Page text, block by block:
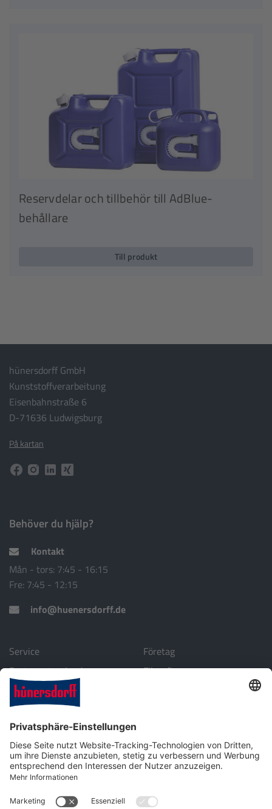
Reservdelar och tillbehör till AdBlue-
behållare
Till produkt
hünersdorff GmbH
Kunststoffverarbeitung
Eisenbahnstraße 6
D-71636 Ludwigsburg
På kartan
Behöver du hjälp?
Kontakt
Mån - tors: 7:45 - 16:15
Fre: 7:45 - 12:15
info@huenersdorff.de
Service
Partner utomlands
Nedladdning
Företag
Filosofi
Kontakt
Plastteknik för industri, fordonstillbehör och